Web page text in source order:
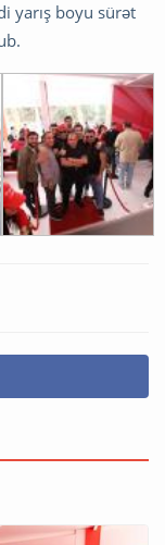
yarış boyu sürət